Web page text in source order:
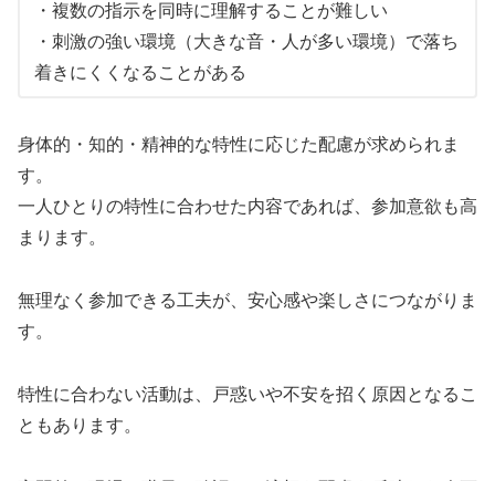
・複数の指示を同時に理解することが難しい
・刺激の強い環境（大きな音・人が多い環境）で落ち
着きにくくなることがある
身体的・知的・精神的な特性に応じた配慮が求められま
す。
一人ひとりの特性に合わせた内容であれば、参加意欲も高
まります。
無理なく参加できる工夫が、安心感や楽しさにつながりま
す。
特性に合わない活動は、戸惑いや不安を招く原因となるこ
ともあります。